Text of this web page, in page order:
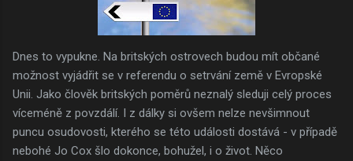
Dnes to vypukne. Na britských ostrovech budou mít občané
možnost vyjádřit se v referendu o setrvání země v Evropské
Unii. Jako člověk britských poměrů neznalý sleduji celý proces
víceméně z povzdálí. I z dálky si ovšem nelze nevšimnout
puncu osudovosti, kterého se této události dostává - v případě
nebohé Jo Cox šlo dokonce, bohužel, i o život. Něco